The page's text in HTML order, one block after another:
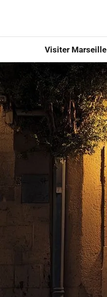
Visiter Marseille